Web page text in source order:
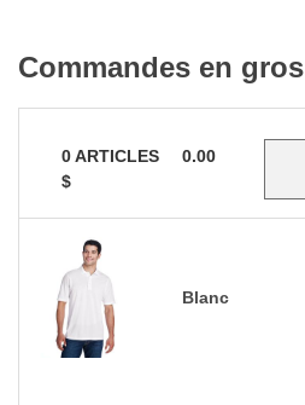
Commandes en gros
0ARTICLES
0.00
$
Blanc